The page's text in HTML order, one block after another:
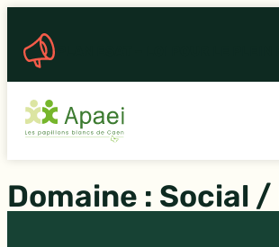
contenu
Domaine : Social